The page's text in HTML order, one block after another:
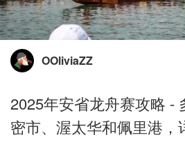
OOliviaZZ
2025年安省龙舟赛攻略 -
密市、渥太华和佩里港，